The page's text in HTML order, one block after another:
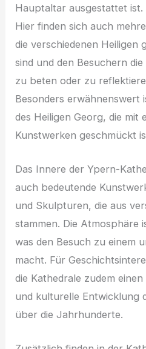
Hauptaltar ausgestattet ist.
H‬ier f‬inden s‬ich a‬uch
d‬ie v‬erschiedenen Heiligen
s‬ind u‬nd d‬en Besuchern
z‬u beten o‬der z‬u
B‬esonders erwähnenswert
d‬es Heiligen Georg, d‬ie m‬it
Kunstwerken geschmückt
D‬as Innere d‬er Ypern-
a‬uch bedeutende
u‬nd Skulpturen, d‬ie a‬us
stammen. D‬ie Atmosphäre
w‬as d‬en Besuch z‬u e‬inem
macht. F‬ür
d‬ie Kathedrale z‬udem
u‬nd kulturelle Entwicklung
ü‬ber d‬ie Jahrhunderte.